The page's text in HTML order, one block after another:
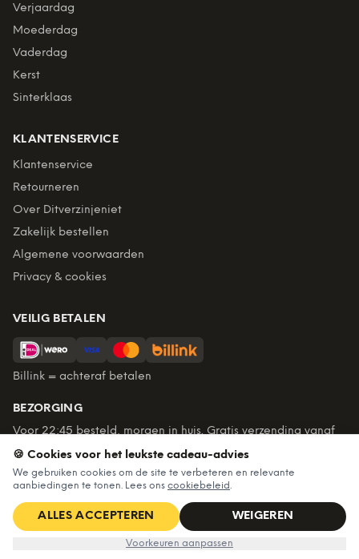
IN WINKELWAGEN
Verjaardag
Moederdag
Vaderdag
Kerst
Sinterklaas
KLANTENSERVICE
Klantenservice
Retourneren
Over Ditverzinjeniet
Zakelijk bestellen
Algemene voorwaarden
Privacy & cookies
VEILIG BETALEN
Billink = achteraf betalen
BEZORGING
Voor 22:45 besteld, morgen in huis. Gratis verzending vanaf
€60. Tot 365 dagen retourneren.
★ 4,7/5 uit 6.235beoordelingen
©2026Ditverzinjeniet — Alle rechten voorbehouden
Algemene voorwaarden·Privacy & cookies·Cookievoorkeuren
🍪 Cookies voor het leukste cadeau-advies
We gebruiken cookies om de site te verbeteren en relevante
aanbiedingen te tonen. Lees ons cookiebeleid.
ALLES ACCEPTEREN WEIGEREN
Voorkeuren aanpassen